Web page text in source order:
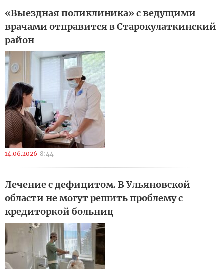
«Выездная поликлиника» с ведущими
врачами отправится в Старокулаткинский
район
14.06.2026 8:44
Лечение с дефицитом. В Ульяновской
области не могут решить проблему с
кредиторкой больниц